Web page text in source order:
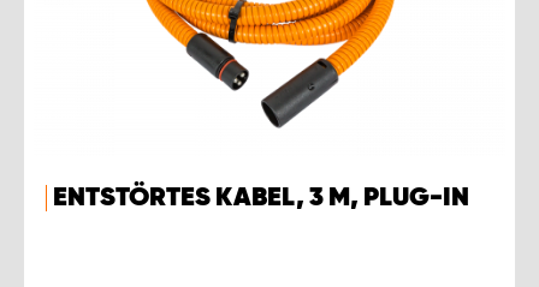
ENTSTÖRTES KABEL, 3 M, PLUG-IN